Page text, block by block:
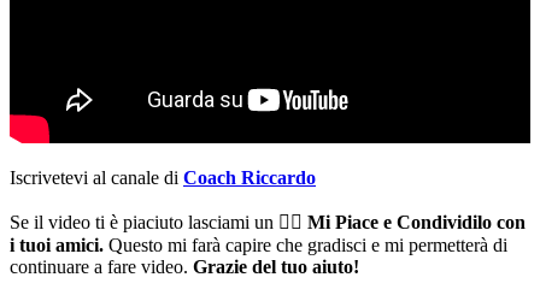
Iscrivetevi al canale di Coach Riccardo
Se il video ti è piaciuto lasciami un 👍🏻 Mi Piace e Condividilo con
i tuoi amici. Questo mi farà capire che gradisci e mi permetterà di
continuare a fare video. Grazie del tuo aiuto!